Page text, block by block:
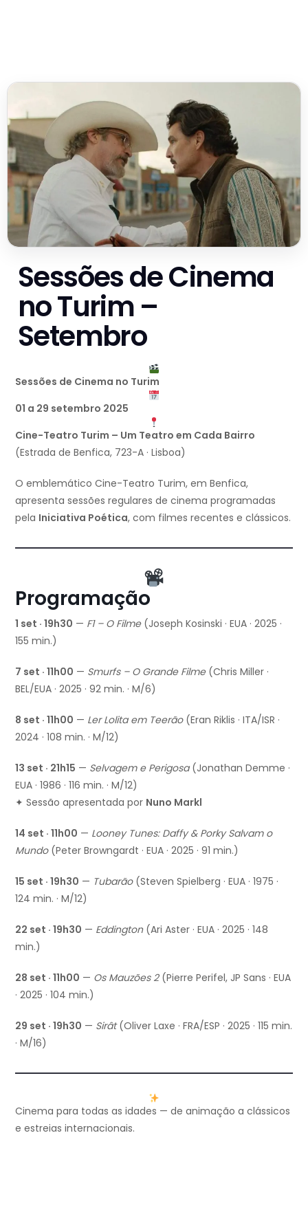
Sessões de Cinema
no Turim –
Setembro
Sessões de Cinema no Turim
01 a 29 setembro 2025
Cine-Teatro Turim – Um Teatro em Cada Bairro
(Estrada de Benfica, 723-A · Lisboa)
O emblemático Cine-Teatro Turim, em Benfica,
apresenta sessões regulares de cinema programadas
pela Iniciativa Poética, com filmes recentes e clássicos.
Programação
1 set · 19h30 — F1 – O Filme(Joseph Kosinski · EUA · 2025 ·
155 min.)
7 set · 11h00 — Smurfs – O Grande Filme(Chris Miller ·
BEL/EUA · 2025 · 92 min. · M/6)
8 set · 11h00 — Ler Lolita em Teerão(Eran Riklis · ITA/ISR ·
2024 · 108 min. · M/12)
13 set · 21h15 — Selvagem e Perigosa(Jonathan Demme ·
EUA · 1986 · 116 min. · M/12)
✦ Sessão apresentada por Nuno Markl
14 set · 11h00 — Looney Tunes: Daffy & Porky Salvam o
Mundo(Peter Browngardt · EUA · 2025 · 91 min.)
15 set · 19h30 — Tubarão(Steven Spielberg · EUA · 1975 ·
124 min. · M/12)
22 set · 19h30 — Eddington(Ari Aster · EUA · 2025 · 148
min.)
28 set · 11h00 — Os Mauzões 2(Pierre Perifel, JP Sans · EUA
· 2025 · 104 min.)
29 set · 19h30 — Sirât(Oliver Laxe · FRA/ESP · 2025 · 115 min.
· M/16)
Cinema para todas as idades — de animação a clássicos
e estreias internacionais.